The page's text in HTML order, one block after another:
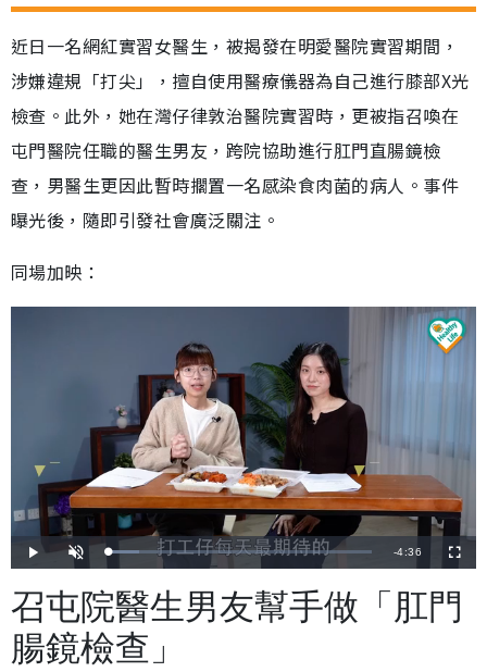
近日一名網紅實習女醫生，被揭發在明愛醫院實習期間，
涉嫌違規「打尖」，擅自使用醫療儀器為自己進行膝部X光
檢查。此外，她在灣仔律敦治醫院實習時，更被指召喚在
屯門醫院任職的醫生男友，跨院協助進行肛門直腸鏡檢
查，男醫生更因此暫時擱置一名感染食肉菌的病人。事件
曝光後，隨即引發社會廣泛關注。
同場加映：
播
放
開
啟
效
載
入
畢
:
1
1
7
4
%
剩
時
-4:36
全
螢
召屯院醫生男友幫手做「肛門
腸鏡檢查」